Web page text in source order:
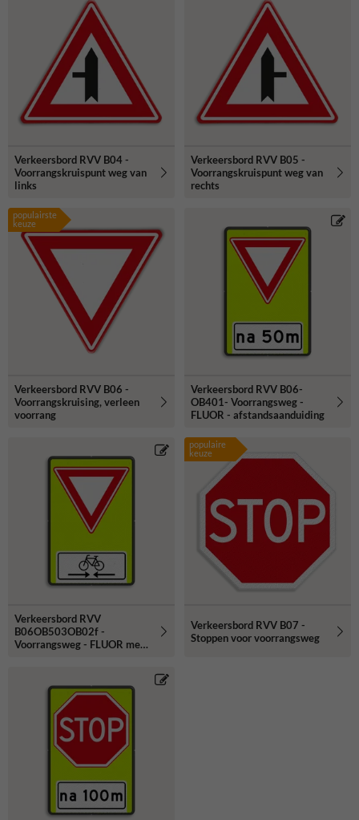
Verkeersbord RVV B04 -
Voorrangskruispunt weg van
links
Verkeersbord RVV B05 -
Voorrangskruispunt weg van
rechts
populairste
keuze
Verkeersbord RVV B06 -
Voorrangskruising, verleen
voorrang
Verkeersbord RVV B06-
OB401- Voorrangsweg -
FLUOR - afstandsaanduiding
Verkeersbord RVV
B06OB503OB02f -
Voorrangsweg - FLUOR met
populaire
keuze
Verkeersbord RVV B07 -
Stoppen voor voorrangsweg